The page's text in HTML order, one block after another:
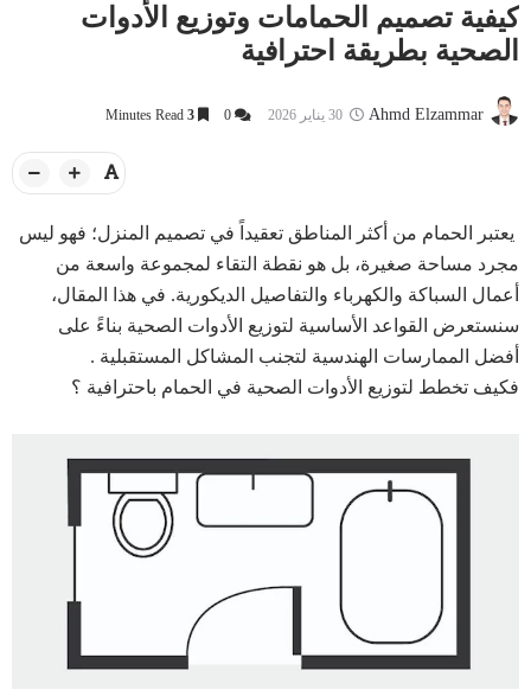
كيفية تصميم الحمامات وتوزيع الأدوات
الصحية بطريقة احترافية
Ahmd Elzammar
0
3
Minutes Read
يعتبر الحمام من أكثر المناطق تعقيداً في تصميم المنزل؛ فهو ليس
مجرد مساحة صغيرة، بل هو نقطة التقاء لمجموعة واسعة من
أعمال السباكة والكهرباء والتفاصيل الديكورية. في هذا المقال،
سنستعرض القواعد الأساسية لتوزيع الأدوات الصحية بناءً على
أفضل الممارسات الهندسية لتجنب المشاكل المستقبلية .
فكيف تخطط لتوزيع الأدوات الصحية في الحمام باحترافية ؟